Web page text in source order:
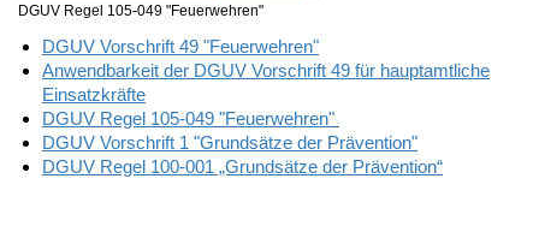
DGUV Regel 105-049 "Feuerwehren"
DGUV Vorschrift 49 "Feuerwehren"
Anwendbarkeit der DGUV Vorschrift 49 für hauptamtliche
Einsatzkräfte
DGUV Regel 105-049 "Feuerwehren"
DGUV Vorschrift 1 "Grundsätze der Prävention"
DGUV Regel 100-001 „Grundsätze der Prävention“